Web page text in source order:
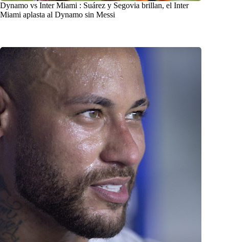
Dynamo vs Inter Miami : Suárez y Segovia brillan, el Inter
Miami aplasta al Dynamo sin Messi